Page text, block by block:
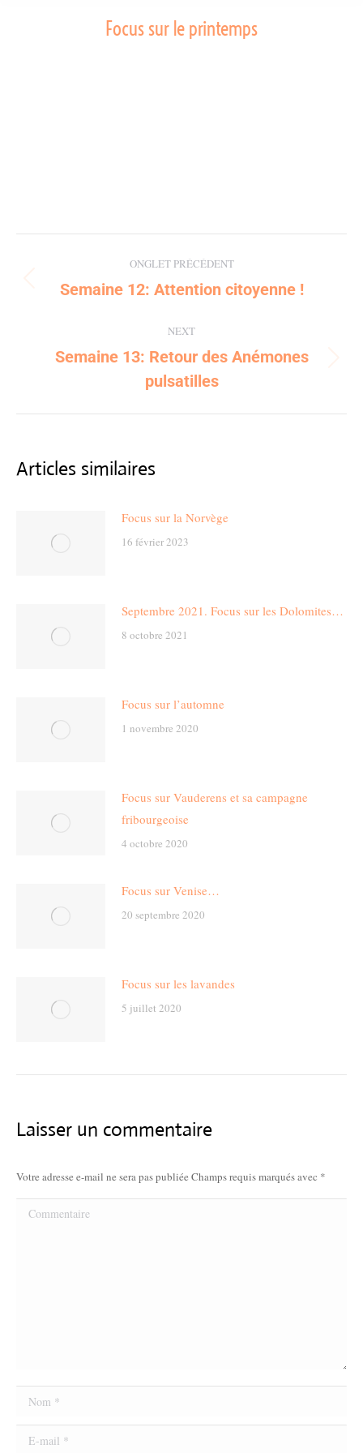
Focus sur le printemps
navigation
ONGLET PRÉCÉDENT
Previous
Semaine 12: Attention citoyenne !
NEXT
Next
post:
Semaine 13: Retour des Anémones
pulsatilles
Articles similaires
Focus sur la Norvège
16 février 2023
Septembre 2021. Focus sur les Dolomites…
8 octobre 2021
Focus sur l’automne
1 novembre 2020
Focus sur Vauderens et sa campagne
fribourgeoise
4 octobre 2020
Focus sur Venise…
20 septembre 2020
Focus sur les lavandes
5 juillet 2020
Laisser un commentaire
Votre adresse e-mail ne sera pas publiée Champs requis marqués avec *
Commentaire
Nom *
E-mail *